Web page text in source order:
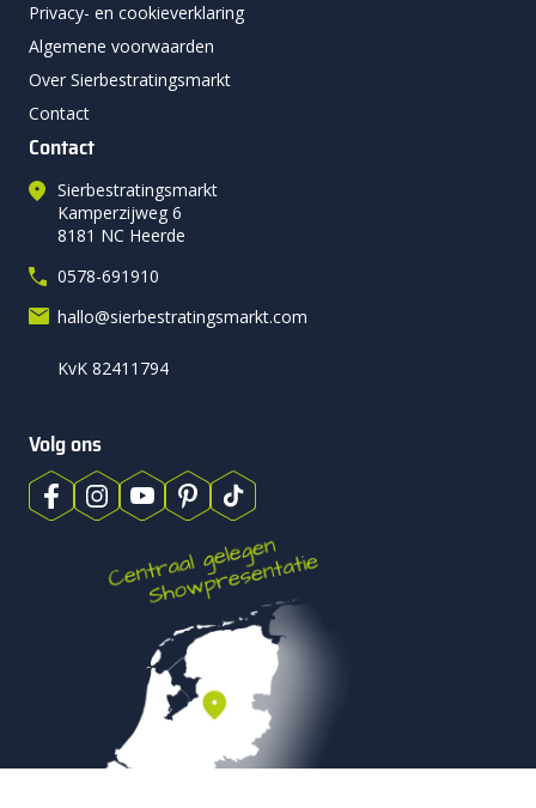
Privacy- en cookieverklaring
Algemene voorwaarden
Over Sierbestratingsmarkt
Contact
Contact
Sierbestratingsmarkt
Kamperzijweg 6
8181 NC Heerde
0578-691910
hallo@sierbestratingsmarkt.com
KvK 82411794
Volg ons